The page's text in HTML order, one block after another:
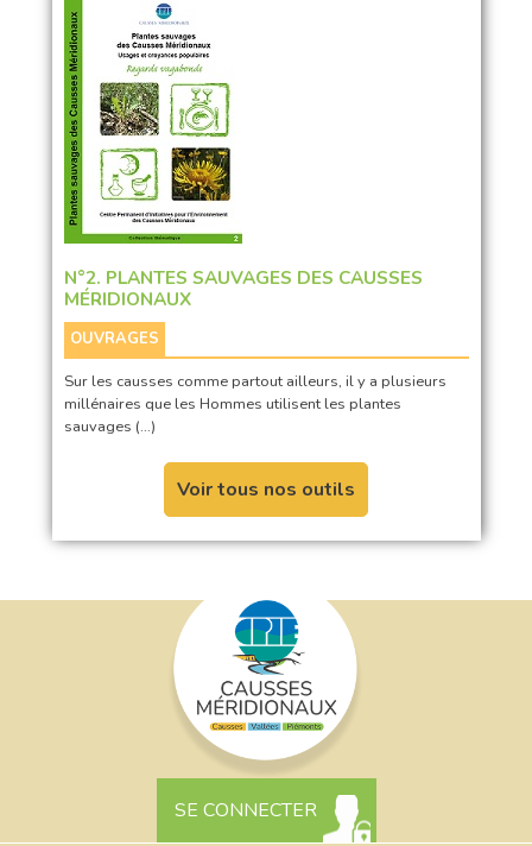
N°2. PLANTES SAUVAGES DES CAUSSES
MÉRIDIONAUX
OUVRAGES
Sur les causses comme partout ailleurs, il y a plusieurs
millénaires que les Hommes utilisent les plantes
sauvages (…)
Voir tous nos outils
SE CONNECTER